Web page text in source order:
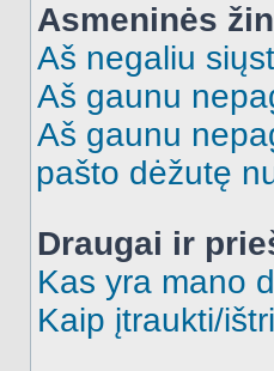
Asmeninės
Aš negaliu
Aš gaunu
Aš gaunu
pašto dėžutę
Draugai ir
Kas yra mano
Kaip įtraukti/